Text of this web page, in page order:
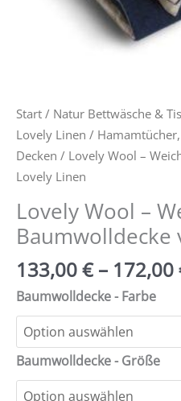
Start / Natur Bettwäsche &
Lovely Linen /
Decken / Lovely Wool –
Lovely Linen
Lovely Wool –
Baumwolldecke
133,00€– 172,00
Baumwolldecke - Farbe
Baumwolldecke - Größe